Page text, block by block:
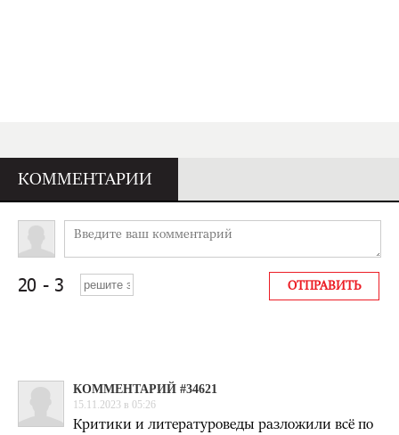
КОММЕНТАРИИ
КОММЕНТАРИЙ #34621
15.11.2023 в 05:26
Критики и литературоведы разложили всё по